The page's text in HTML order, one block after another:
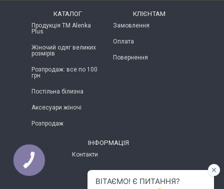
КАТАЛОГ
Продукція ТМ Alenka
Plus
Жіночий одяг великих
розмірів
Розпродаж: все по 100
грн
Постільна білизна
Аксесуари жіночі
Розпродаж
КЛІЄНТАМ
Замовлення
Оплата
Повернення
ІНФОРМАЦІЯ
Контакти
КНОПКА
ЗВ'ЯЗКУ